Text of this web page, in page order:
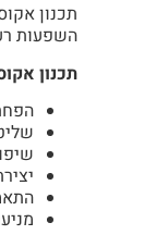
תכנון
השפעות
תכנון